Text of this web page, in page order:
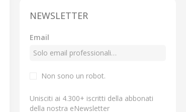
NEWSLETTER
Email
Non sono un robot.
Unisciti ai 4.300+ iscritti della abbonati
della nostra eNewsletter